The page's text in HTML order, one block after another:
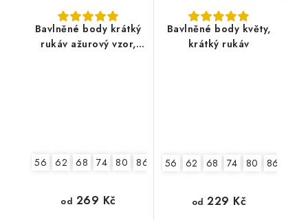
Bavlněné body krátký
rukáv ažurový vzor,
56 62 68 74 80 86 92
od 269 Kč
Bavlněné body květy,
krátký rukáv
56 62 68 74 80 86
od 229 Kč